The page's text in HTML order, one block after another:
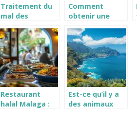
Traitement du
mal des
Phenergan et
ses alternatives
douces
Comment
obtenir une
d’assurance
rapatriement
avant votre
voyage ?
Restaurant
halal Malaga :
Est-ce qu’il y a
des animaux